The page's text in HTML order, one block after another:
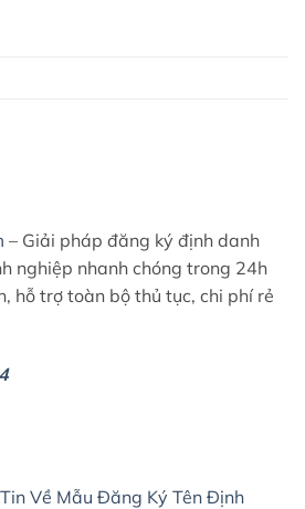
– Giải pháp đăng ký định danh
nghiệp nhanh chóng trong 24h
hỗ trợ toàn bộ thủ tục, chi phí rẻ
Về Mẫu Đăng Ký Tên Định